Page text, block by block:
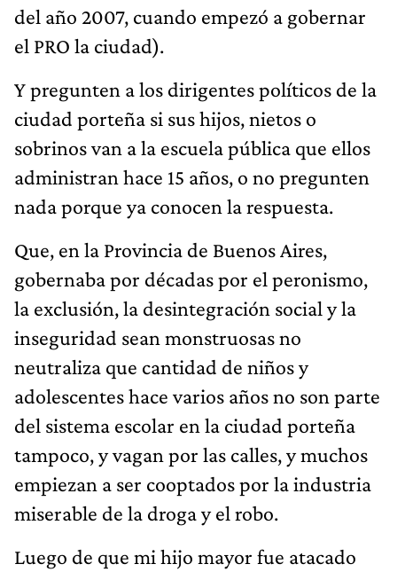
del año 2007, cuando empezó a gobernar
el PRO la ciudad).
Y pregunten a los dirigentes políticos de la
ciudad porteña si sus hijos, nietos o
sobrinos van a la escuela pública que ellos
administran hace 15 años, o no pregunten
nada porque ya conocen la respuesta.
Que, en la Provincia de Buenos Aires,
gobernaba por décadas por el peronismo,
la exclusión, la desintegración social y la
inseguridad sean monstruosas no
neutraliza que cantidad de niños y
adolescentes hace varios años no son parte
del sistema escolar en la ciudad porteña
tampoco, y vagan por las calles, y muchos
empiezan a ser cooptados por la industria
miserable de la droga y el robo.
Luego de que mi hijo mayor fue atacado